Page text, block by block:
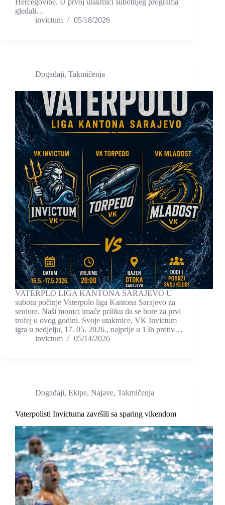
Hercegovine. U prvoj utakmici subotnjeg programa
gledali…
invictum
05/18/2026
Događaji, Takmičenja
VATERPLO LIGA KANTONA SARAJEVO U
subotu počinje Vaterpolo liga Kantona Sarajevo za
seniore. Naši momci imaće priliku da se bore za prvi
trofej u ovog godini. Svoje utakmice, VK Invictum
igra u nedjelju, 17. 05. 2026., najprije u 13h protiv…
invictum
05/14/2026
Događaji, Ekipe, Najave, Takmičenja
Vaterpolisti Invictuma završili sa sparing vikendom